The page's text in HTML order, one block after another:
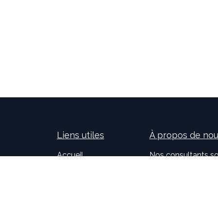
Liens utiles
Accueil
À propos de
Nos consultants